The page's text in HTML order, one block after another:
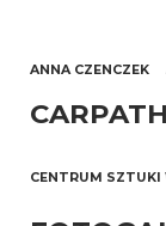
ANNA CZENCZEK
CENTRUM SZTUKI